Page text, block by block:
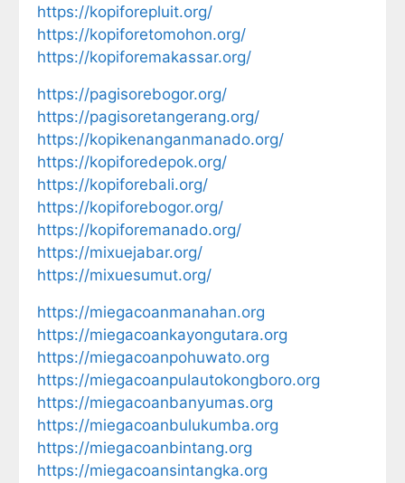
https://kopiforepluit.org/
https://kopiforetomohon.org/
https://kopiforemakassar.org/
https://pagisorebogor.org/
https://pagisoretangerang.org/
https://kopikenanganmanado.org/
https://kopiforedepok.org/
https://kopiforebali.org/
https://kopiforebogor.org/
https://kopiforemanado.org/
https://mixuejabar.org/
https://mixuesumut.org/
https://miegacoanmanahan.org
https://miegacoankayongutara.org
https://miegacoanpohuwato.org
https://miegacoanpulautokongboro.org
https://miegacoanbanyumas.org
https://miegacoanbulukumba.org
https://miegacoanbintang.org
https://miegacoansintangka.org